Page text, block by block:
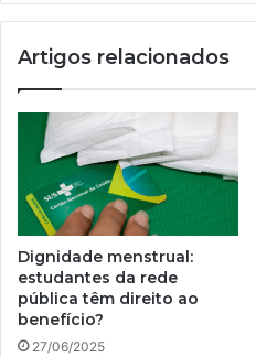
pagamento
Artigos relacionados
Dignidade menstrual:
estudantes da rede
pública têm direito ao
benefício?
27/06/2025